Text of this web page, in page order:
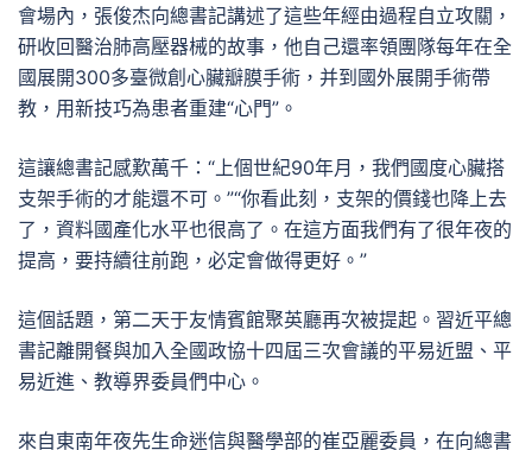
會場內，張俊杰向總書記講述了這些年經由過程自立攻關，
研收回醫治肺高壓器械的故事，他自己還率領團隊每年在全
國展開300多臺微創心臟瓣膜手術，并到國外展開手術帶
教，用新技巧為患者重建“心門”。
這讓總書記感歎萬千：“上個世紀90年月，我們國度心臟搭
支架手術的才能還不可。”“你看此刻，支架的價錢也降上去
了，資料國產化水平也很高了。在這方面我們有了很年夜的
提高，要持續往前跑，必定會做得更好。”
這個話題，第二天于友情賓館聚英廳再次被提起。習近平總
書記離開餐與加入全國政協十四屆三次會議的平易近盟、平
易近進、教導界委員們中心。
來自東南年夜先生命迷信與醫學部的崔亞麗委員，在向總書